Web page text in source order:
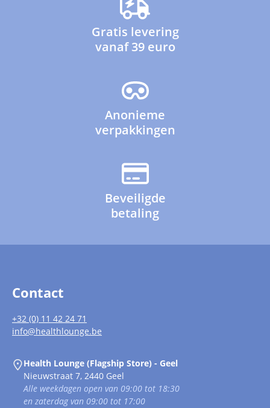
Gratis levering
vanaf 39 euro
Anonieme
verpakkingen
Beveiligde
betaling
Contact
+32 (0) 11 42 24 71
info@healthlounge.be
Health Lounge (Flagship Store) - Geel
Nieuwstraat 7, 2440 Geel
Alle weekdagen open van 09:00 tot 18:30
en zaterdag van 09:00 tot 17:00